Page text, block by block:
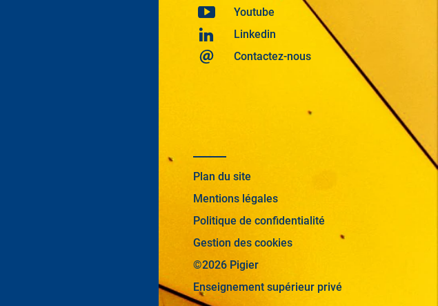
Youtube
Linkedin
Contactez-nous
Plan du site
Mentions légales
Politique de confidentialité
Gestion des cookies
©2026 Pigier
Enseignement supérieur privé